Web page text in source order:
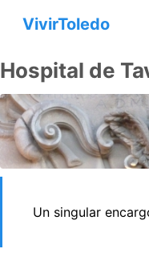
VivirToledo
Hospital de
Un singular